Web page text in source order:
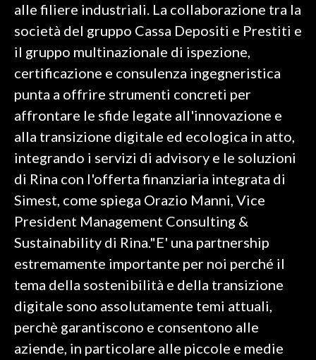
TENNIS
ALTRI SPORT
SPETTACOLI
GOSSIP
SALUTE
SARDEGNA TURISMO
#CARAUNIONE
3 MINUTI CON
alle filiere industriali. La collaborazione tra la
società del gruppo Cassa Depositi e Prestiti e
il gruppo multinazionale di ispezione,
certificazione e consulenza ingegneristica
punta a offrire strumenti concreti per
affrontare le sfide legate all'innovazione e
alla transizione digitale ed ecologica in atto,
integrando i servizi di advisory e le soluzioni
di Rina con l'offerta finanziaria integrata di
Simest, come spiega Orazio Manni, Vice
President Management Consulting &
Sustainability di Rina."E' una partnership
estremamente importante per noi perché il
tema della sostenibilità e della transizione
digitale sono assolutamente temi attuali,
perchè garantiscono e consentono alle
aziende, in particolare alle piccole e medie